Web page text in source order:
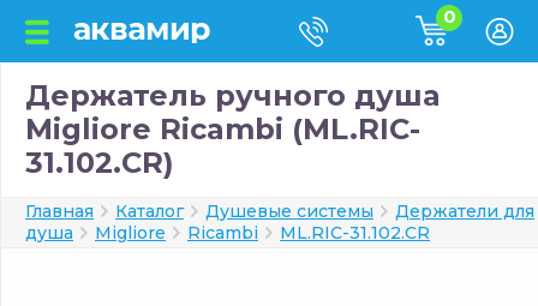
0
Держатель ручного душа
Migliore Ricambi (ML.RIC-
31.102.CR)
Главная Каталог Душевые системы
Держатели для
душа
Migliore Ricambi ML.RIC-31.102.CR